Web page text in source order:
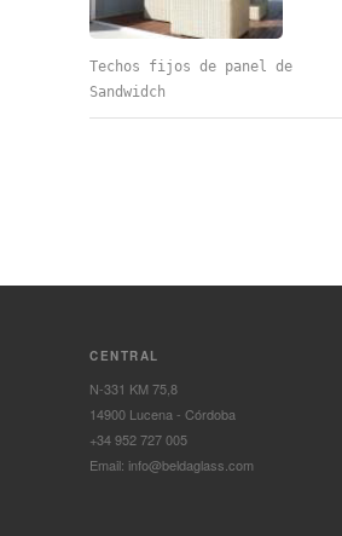
Techos fijos de panel de
Sandwidch
CENTRAL
N-331 KM 75,8
14900 Lucena - Córdoba
+34 952 727 005
Email: info@beldaglass.com